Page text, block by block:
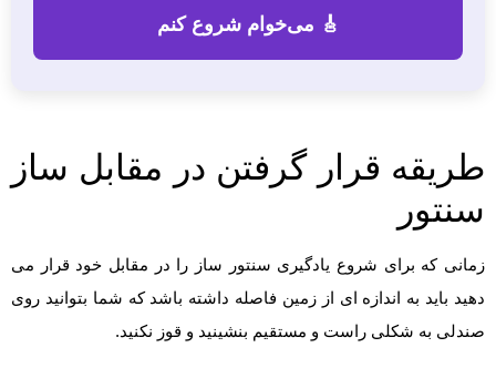
طریقه قرار گرفتن در مقابل ساز
سنتور
زمانی که برای شروع یادگیری سنتور ساز را در مقابل خود قرار می
دهید باید به اندازه ای از زمین فاصله داشته باشد که شما بتوانید روی
صندلی به شکلی راست و مستقیم بنشینید و قوز نکنید.